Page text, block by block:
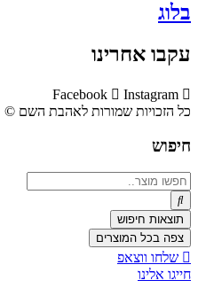
בלוג
עקבו אחרינו
Facebook
Instagram
כל הזכויות שמורות לאהבת השם ©​
חיפוש
Search
...
תוצאות חיפוש
צפה בכל המוצרים
שלחו ווצאפ
חייגו אלינו